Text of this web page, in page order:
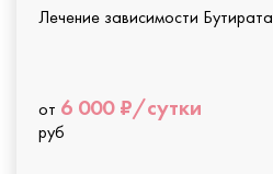
Лечение зависимости Бутирата
от 6 000 ₽/сутки
руб